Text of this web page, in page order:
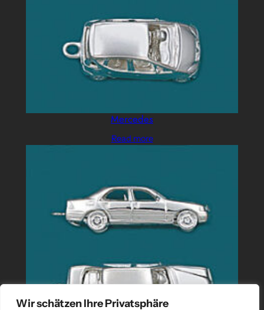
Wir schätzen Ihre Privatsphäre
Mercedes
Read more